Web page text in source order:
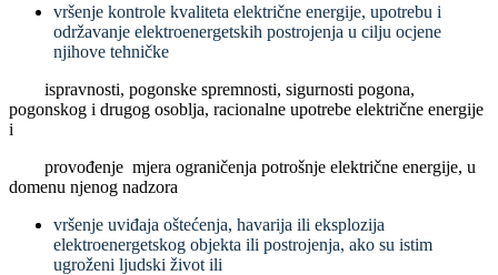
vršenje kontrole kvaliteta električne energije, upotrebu i
održavanje elektroenergetskih postrojenja u cilju ocjene
njihove tehničke
ispravnosti, pogonske spremnosti, sigurnosti pogona,
pogonskog i drugog osoblja, racionalne upotrebe električne energije
i
provođenje mjera ograničenja potrošnje električne energije, u
domenu njenog nadzora
vršenje uviđaja oštećenja, havarija ili eksplozija
elektroenergetskog objekta ili postrojenja, ako su istim
ugroženi ljudski život ili